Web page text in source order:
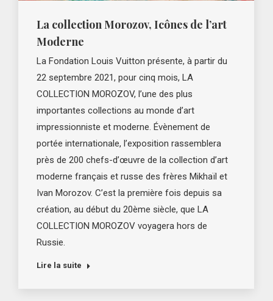
La collection Morozov, Icônes de l’art
Moderne
La Fondation Louis Vuitton présente, à partir du
22 septembre 2021, pour cinq mois, LA
COLLECTION MOROZOV, l’une des plus
importantes collections au monde d’art
impressionniste et moderne. Évènement de
portée internationale, l’exposition rassemblera
près de 200 chefs-d’œuvre de la collection d’art
moderne français et russe des frères Mikhaïl et
Ivan Morozov. C’est la première fois depuis sa
création, au début du 20ème siècle, que LA
COLLECTION MOROZOV voyagera hors de
Russie.
Lire la suite